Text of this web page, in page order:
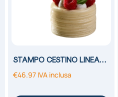
STAMPO CESTINO LINEA…
€46.97 IVA inclusa